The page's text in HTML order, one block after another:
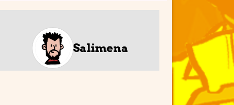
Salimena